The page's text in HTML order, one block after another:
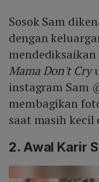
Sosok Sam
dengan
Mama Don't Cry
instagram Sam
membagikan
saat masih kecil
2. Awal Karir